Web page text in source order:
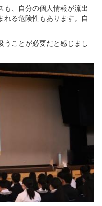
も、自分の個人情報が流出
れる危険性もあります。自
うことが必要だと感じまし